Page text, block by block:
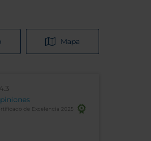
Mapa
de Excelencia 2025